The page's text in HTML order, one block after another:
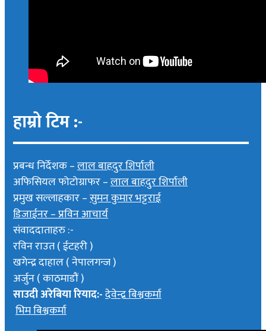
हाम्रो टिम :-
प्रबन्ध निर्देशक –लाल बाहदुर शिर्पाली
अफिसियल फोटोग्राफर –लाल बाहदुर शिर्पाली
प्रमुख सल्लाहकार –सुमन कुमार भट्टराई
डिजाईनर – प्रविन आचार्य
संवाददाताहरु :-
रविन राउत ( ईटहरी )
खगेन्द्र दाहाल ( नेपालगन्ज )
अर्जुन ( काठमाडौं )
साउदी अरेबिया रियाद:-देवेन्द्र बिश्वकर्मा
भिम बिश्वकर्मा